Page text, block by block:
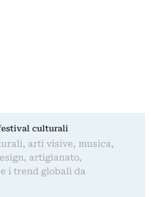
culturali
arti visive, musica,
artigianato,
i trend globali da